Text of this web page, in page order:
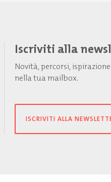
Iscriviti alla
Novità, percorsi,
nella tua mailbox.
ISCRIVITI ALLA